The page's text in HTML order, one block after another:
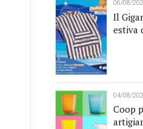
06/08/
Il
estiva
04/08/
Coop